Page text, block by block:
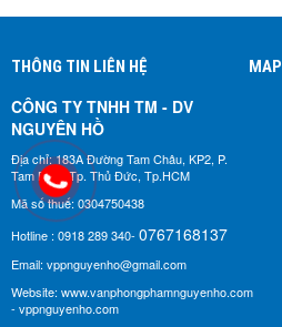
THÔNG TIN LIÊN HỆ
CÔNG TY TNHH TM - DV
NGUYÊN HỒ​
Địa chỉ: 183A Đường Tam Châu, KP2, P.
Tam Bình, Tp. Thủ Đức, Tp.HCM
Mã số thuế: 0304750438
Hotline : 0918 289 340- 0767168137
Email: vppnguyenho@gmail.com
Website: www.vanphongphamnguyenho.com
- vppnguyenho.com
MAP